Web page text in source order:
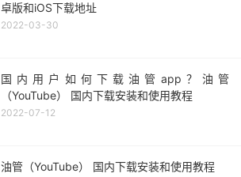
卓版和iOS下载地址
2022-03-30
国内用户如何下载油管app？油管
（YouTube） 国内下载安装和使用教程
2022-07-12
油管（YouTube） 国内下载安装和使用教程